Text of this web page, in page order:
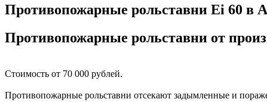
Противопожарные рольставни Ei 60 в
Противопожарные рольставни от
Стоимость от 70 000 рублей.
Противопожарные рольставни отсекают задымленные и